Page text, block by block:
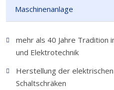
Maschinenanlage
mehr als 40 Jahre Tradition
und Elektrotechnik
Herstellung der
Schaltschräken